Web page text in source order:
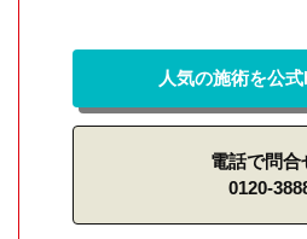
人気の施術を公
電話で問合
0120-